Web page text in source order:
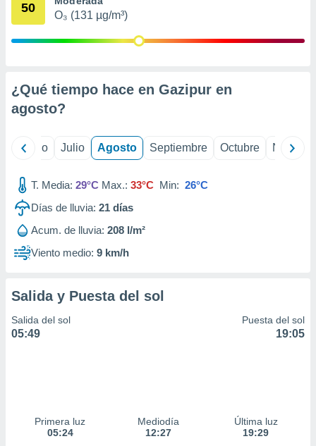
publicidad
1199
50
O₃ (131 µg/m³)
¿Qué tiempo hace en Gazipur en
agosto?
Junio Julio Agosto Septiembre Octubre
T. Media: 29°C Max.: 33°C Min: 26°C
Días de lluvia: 21 días
Acum. de lluvia: 208 l/m²
Viento medio: 9 km/h
Salida y Puesta del sol
Salida del sol
05:49
Puesta del sol
19:05
Primera luz
05:24
Mediodía
12:27
Última luz
19:29